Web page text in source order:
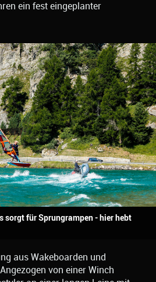
ein fest eingeplanter
sorgt für Sprungrampen - hier hebt
aus Wakeboarden und
von einer Winch